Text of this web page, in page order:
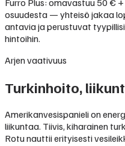
Furro Plus: omavastuu 50 €
osuudesta — yhteisö jakaa
antavia ja perustuvat
hintoihin.
Arjen vaativuus
Turkinhoito,
Amerikanvesispanieli on
liikuntaa. Tiivis, kiharainen
Rotu nauttii erityisesti